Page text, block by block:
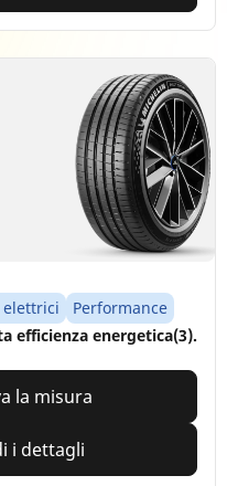
elettrici
Performance
efficienza energetica(3).
la misura
i dettagli